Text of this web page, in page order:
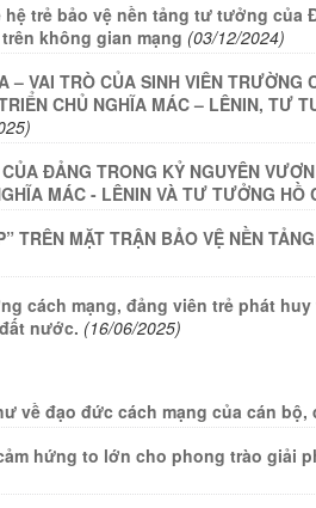
trẻ bảo vệ nền tảng tư tưởng của
không gian mạng (03/12/2024)
– VAI TRÒ CỦA SINH VIÊN TRƯỜNG
CHỦ NGHĨA MÁC – LÊNIN, TƯ
ĐẢNG TRONG KỶ NGUYÊN
MÁC - LÊNIN VÀ TƯ TƯỞNG HỒ
TRÊN MẶT TRẬN BẢO VỆ NỀN
cách mạng, đảng viên trẻ phát
nước. (16/06/2025)
về đạo đức cách mạng của cán bộ,
hứng to lớn cho phong trào giải